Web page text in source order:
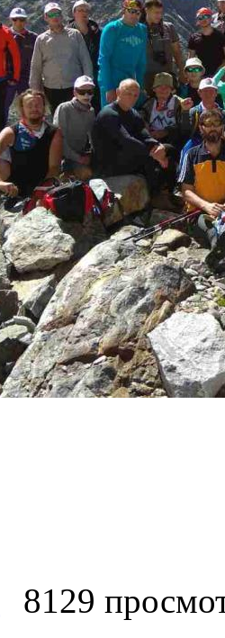
о Стартовала юбилейная
Московского горкома КПРФ
8129